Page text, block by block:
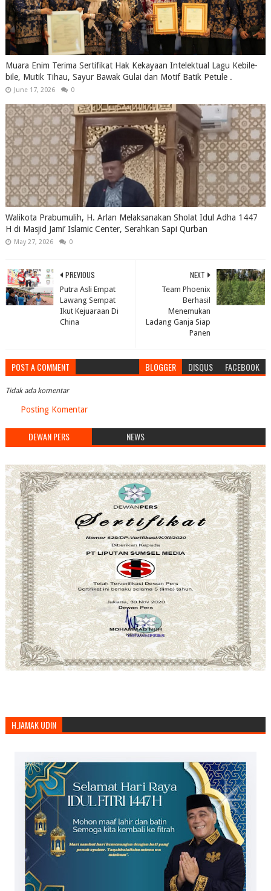
Muara Enim Terima Sertifikat Hak Kekayaan Intelektual Lagu Kebile-
bile, Mutik Tihau, Sayur Bawak Gulai dan Motif Batik Petule .
June 17, 2026 0
Walikota Prabumulih, H. Arlan Melaksanakan Sholat Idul Adha 1447
H di Masjid Jami’ Islamic Center, Serahkan Sapi Qurban
May 27, 2026 0
NEXT
Team Phoenix
Berhasil
Menemukan
Ladang Ganja Siap
Panen
PREVIOUS
Putra Asli Empat
Lawang Sempat
Ikut Kejuaraan Di
China
POST A COMMENT BLOGGER DISQUS FACEBOOK
Tidak ada komentar
Posting Komentar
DEWAN PERS NEWS
H.JAMAK UDIN